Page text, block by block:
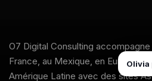
O7 Digital Consulting
France, au Mexique, en Europe,
Amérique Latine avec des sites
Olivia